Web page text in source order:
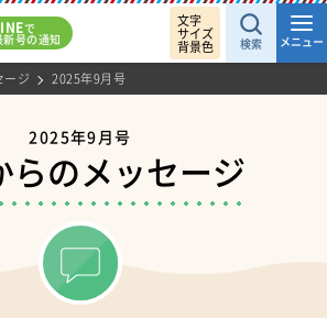
で
新号の通知
文字
サイズ
背景色 検索 メニュー
ージ 2025年9月号
2025年9月号
らのメッセージ